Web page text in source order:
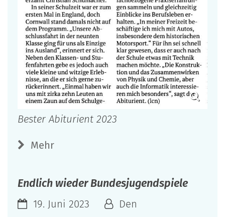
Bester Abiturient 2023
Mehr
Endlich wieder Bundesjugendspiele
19. Juni 2023
Den